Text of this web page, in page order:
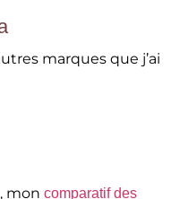
marques que j’ai
mon comparatif des